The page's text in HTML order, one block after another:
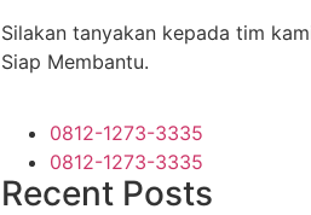
Silakan tanyakan kepada tim
Siap Membantu.
0812-1273-3335
0812-1273-3335
Recent Posts